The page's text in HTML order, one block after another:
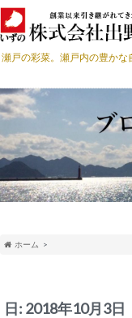
瀬戸の彩菜。瀬戸内の豊か
ホーム
日: 2018年10月3日